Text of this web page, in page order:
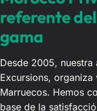
referente
gama
Desde 2005,
Excursions,
Marruecos. Hemos
base de la